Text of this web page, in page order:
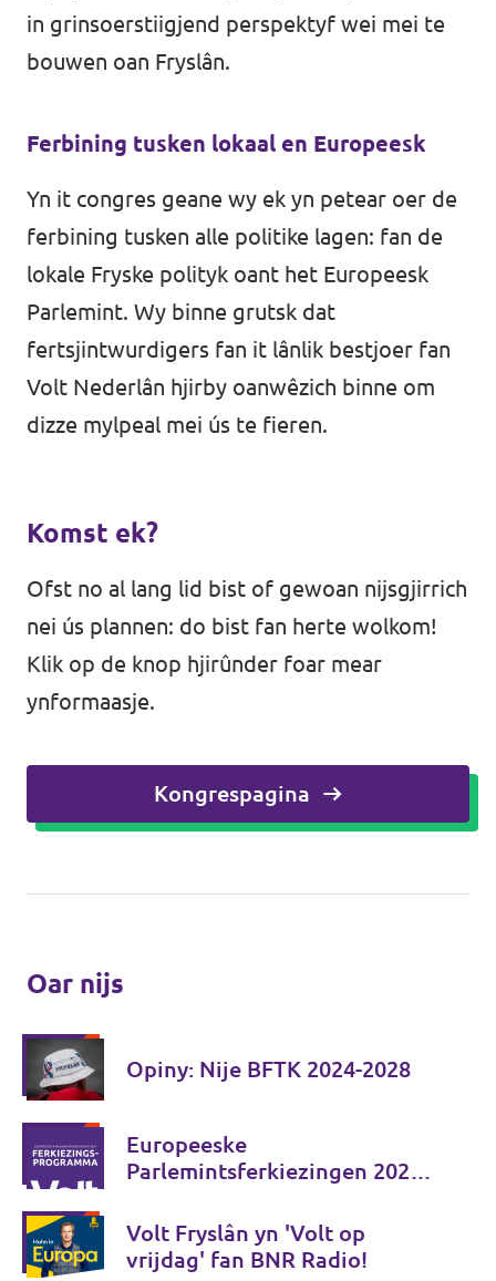
in grinsoerstiigjend perspektyf wei mei te
bouwen oan Fryslân.
Ferbining tusken lokaal en Europeesk
Yn it congres geane wy ek yn petear oer de
ferbining tusken alle politike lagen: fan de
lokale Fryske polityk oant het Europeesk
Parlemint. Wy binne grutsk dat
fertsjintwurdigers fan it lânlik bestjoer fan
Volt Nederlân hjirby oanwêzich binne om
dizze mylpeal mei ús te fieren.
Komst ek?
Ofst no al lang lid bist of gewoan nijsgjirrich
nei ús plannen: do bist fan herte wolkom!
Klik op de knop hjirûnder foar mear
ynformaasje.
Kongrespagina
Oar nijs
Opiny: Nije BFTK 2024-2028
Europeeske
Parlemintsferkiezingen 2024 -
Volt Fryslân yn 'Volt op
vrijdag' fan BNR Radio!